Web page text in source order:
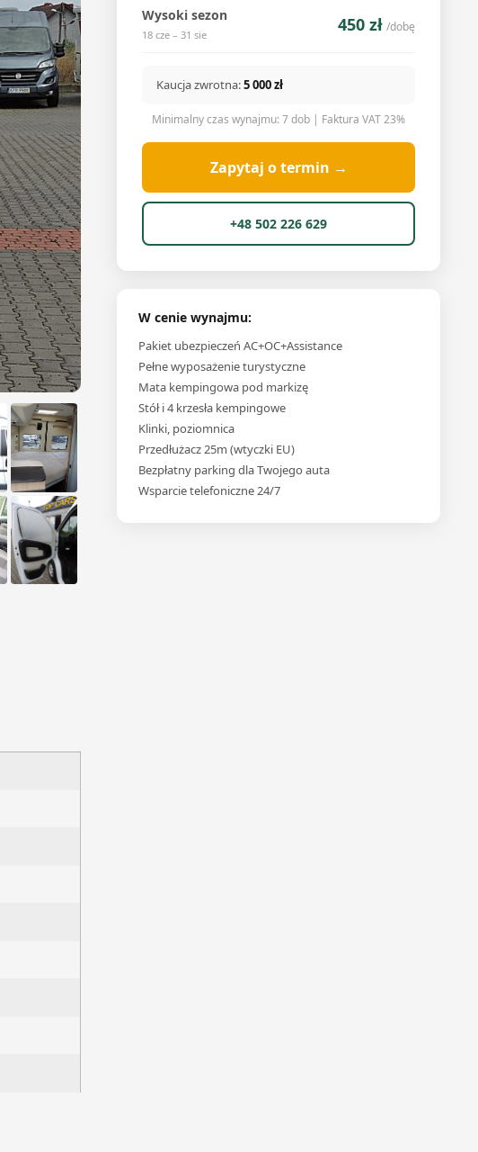
Wysoki sezon
18 cze – 31 sie 450 zł /dobę
Kaucja zwrotna:5 000 zł
Minimalny czas wynajmu: 7 dob | Faktura VAT 23%
Zapytaj o termin →
+48 502 226 629
W cenie wynajmu:
Pakiet ubezpieczeń AC+OC+Assistance
Pełne wyposażenie turystyczne
Mata kempingowa pod markizę
Stół i 4 krzesła kempingowe
Klinki, poziomnica
Przedłużacz 25m (wtyczki EU)
Bezpłatny parking dla Twojego auta
Wsparcie telefoniczne 24/7